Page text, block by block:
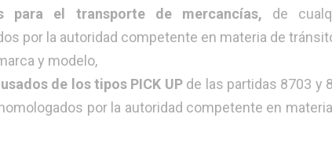
para el transporte de mercancías, de
por la autoridad competente en materia de
y modelo,
de los tipos PICK UPde las partidas 8703 y
por la autoridad competente en